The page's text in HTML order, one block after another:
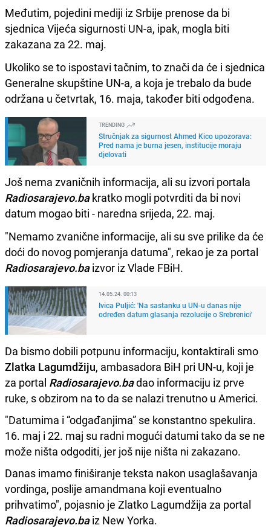
Međutim, pojedini mediji iz Srbije prenose da bi
sjednica Vijeća sigurnosti UN-a, ipak, mogla biti
zakazana za 22. maj.
Ukoliko se to ispostavi tačnim, to znači da će i sjednica
Generalne skupštine UN-a, a koja je trebalo da bude
održana u četvrtak, 16. maja, također biti odgođena.
TRENDING
Stručnjak za sigurnost Ahmed Kico upozorava:
Pred nama je burna jesen, institucije moraju
djelovati
Još nema zvaničnih informacija, ali su izvori portala
Radiosarajevo.bakratko mogli potvrditi da bi novi
datum mogao biti - naredna srijeda, 22. maj.
"Nemamo zvanične informacije, ali su sve prilike da će
doći do novog pomjeranja datuma", rekao je za portal
Radiosarajevo.baizvor iz Vlade FBiH.
14.05.24. 00:13
Ivica Puljić: 'Na sastanku u UN-u danas nije
određen datum glasanja rezolucije o Srebrenici'
Da bismo dobili potpunu informaciju, kontaktirali smo
Zlatka Lagumdžiju, ambasadora BiH pri UN-u, koji je
za portal Radiosarajevo.badao informaciju iz prve
ruke, s obzirom na to da se nalazi trenutno u Americi.
"Datumima i “odgađanjima” se konstantno spekulira.
16. maj i 22. maj su radni mogući datumi tako da se ne
može ništa odgoditi, jer još nije ništa ni zakazano.
Danas imamo finiširanje teksta nakon usaglašavanja
vordinga, poslije amandmana koji eventualno
prihvatimo", pojasnio je Zlatko Lagumdžija za portal
Radiosarajevo.baiz New Yorka.